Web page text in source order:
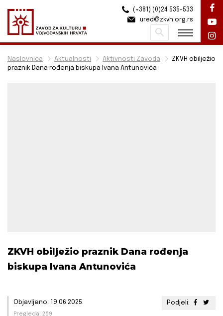
Naslovnica Aktualnosti Aktivnosti Zavoda
ZKVH obilježio
praznik Dana rođenja biskupa Ivana Antunovića
ZKVH obilježio praznik Dana rođenja
biskupa Ivana Antunovića
Podjeli:
Objavljeno: 19.06.2025.
Pregleda: 259
(+381) (0)24 535-533
ured@zkvh.org.rs
Pretraži